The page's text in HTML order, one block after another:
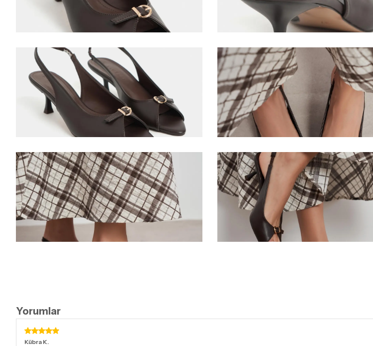
Yorumlar
Kübra K.